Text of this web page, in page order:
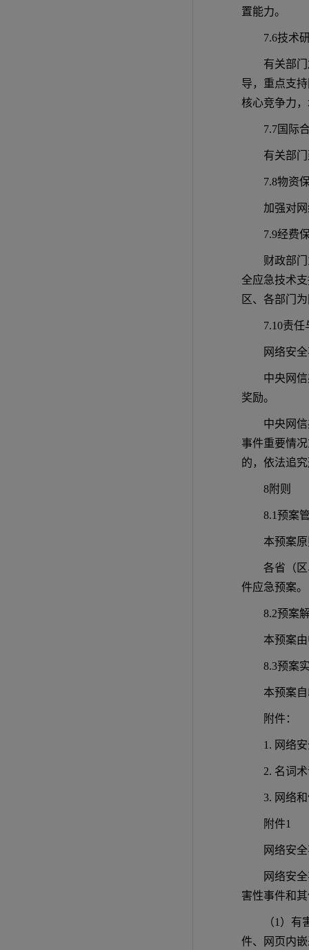
置能力。
7.6技术
有关部
导，重点支
核心竞争力
7.7国际
有关部
7.8物资
加强对
7.9经费
财政部
全应急技术
区、各部门
7.10责任
网络安
中央网
奖励。
中央网
事件重要情
的，依法追
8附则
8.1预案
本预案
各省（
件应急预案。
8.2预案
本预案
8.3预案
本预案
附件：
1. 网络
2. 名词
3. 网络
附件1
网络安
网络安
害性事件和
（1）
件、网页内